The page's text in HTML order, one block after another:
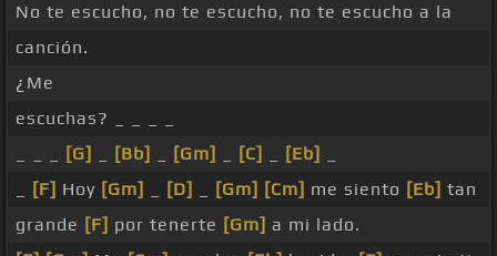
No te escucho, no te escucho, no te escucho a la
canción.
¿Me
escuchas? _ _ _ _
[G] [Bb] [Gm] [C] [Eb]
[F] Hoy [Gm] [D] [Gm] [Cm] me siento [Eb] tan
grande [F] por tenerte [Gm] a mi lado.